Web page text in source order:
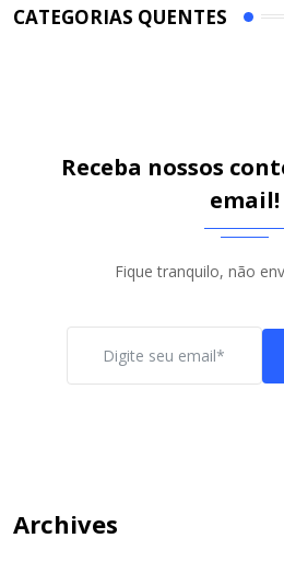
CATEGORIAS QUENTES
Receba nossos
email!
Fique tranquilo, não
Archives